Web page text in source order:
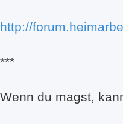
http://
***
Wenn du magst,